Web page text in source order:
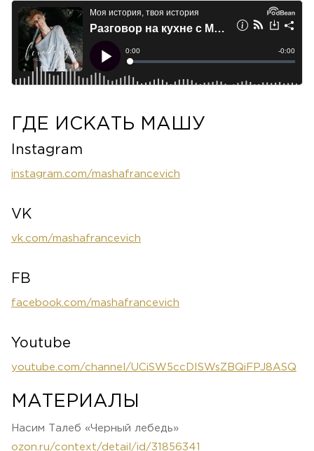
ГДЕ ИСКАТЬ МАШУ
Instagram
instagram.com/mashafrancevich
VK
vk.com/mashafrancevich
FB
facebook.com/mashafrancevich
Youtube
youtube.com/channel/UCiSW5ccDISWsZBQiFPJ8ASQ
МАТЕРИАЛЫ
Насим Талеб «Черный лебедь»
ozon.ru/context/detail/id/31856341